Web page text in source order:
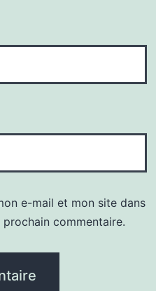
e-mail et mon site dans
commentaire.